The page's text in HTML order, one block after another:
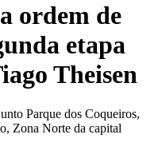
ordem de
etapa
Theisen
Parque dos Coqueiros,
Zona Norte da capital